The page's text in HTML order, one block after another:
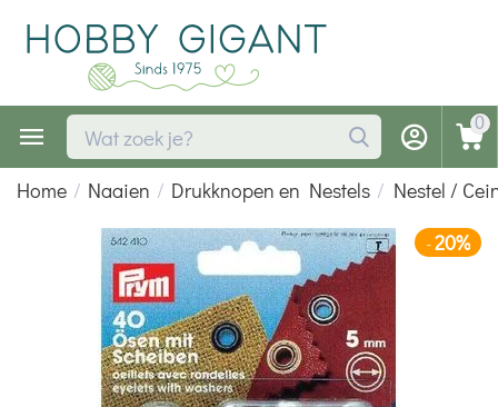
0
Home / Naaien / Drukknopen en Nestels / Nestel /
-20%